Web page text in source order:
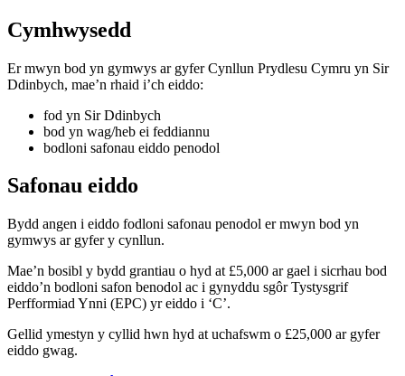
Cymhwysedd
Er mwyn bod yn gymwys ar gyfer Cynllun Prydlesu Cymru yn Sir
Ddinbych, mae’n rhaid i’ch eiddo:
fod yn Sir Ddinbych
bod yn wag/heb ei feddiannu
bodloni safonau eiddo penodol
Safonau eiddo
Bydd angen i eiddo fodloni safonau penodol er mwyn bod yn
gymwys ar gyfer y cynllun.
Mae’n bosibl y bydd grantiau o hyd at £5,000 ar gael i sicrhau bod
eiddo’n bodloni safon benodol ac i gynyddu sgôr Tystysgrif
Perfformiad Ynni (EPC) yr eiddo i ‘C’.
Gellid ymestyn y cyllid hwn hyd at uchafswm o £25,000 ar gyfer
eiddo gwag.